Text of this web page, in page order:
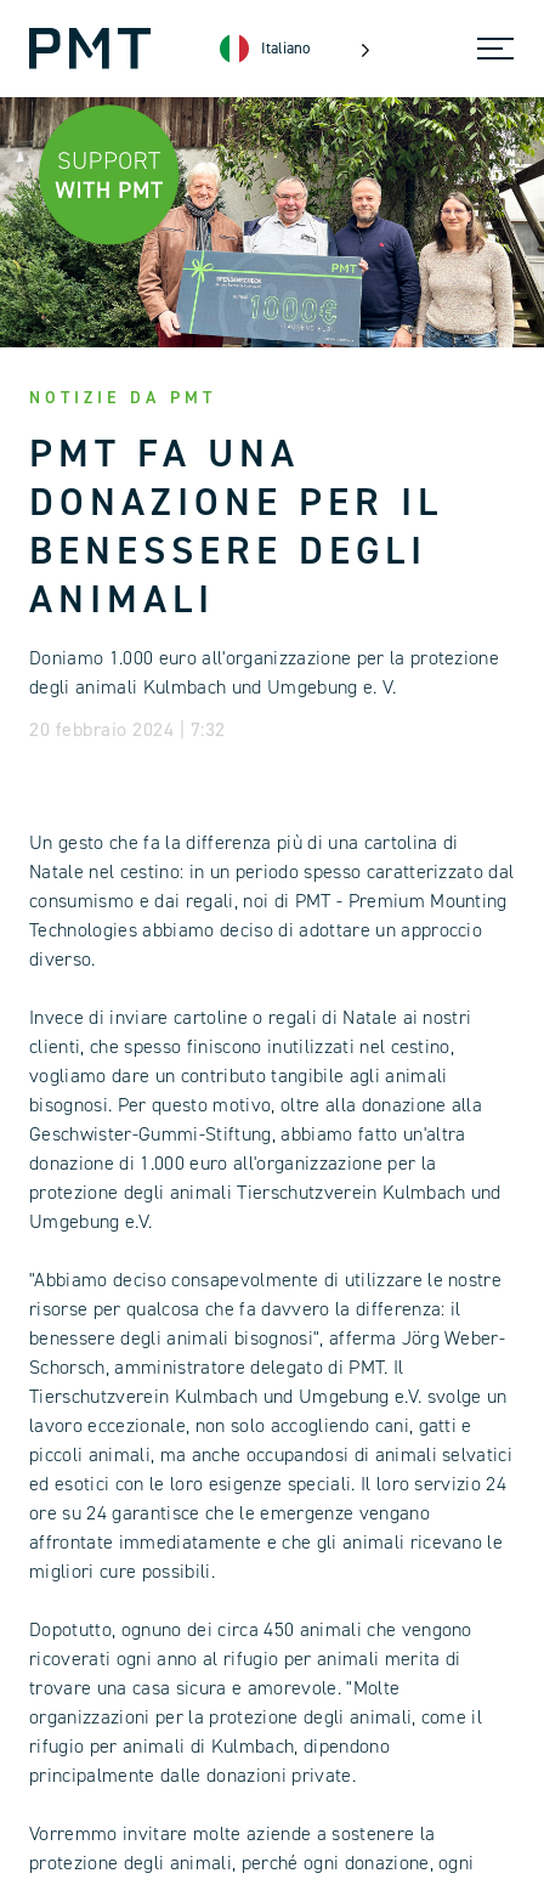
Italiano
NOTIZIE DA PMT
PMT FA UNA
DONAZIONE PER IL
BENESSERE DEGLI
ANIMALI
Doniamo 1.000 euro all'organizzazione per la protezione
degli animali Kulmbach und Umgebung e. V.
20 febbraio 2024 | 7:32
Un gesto che fa la differenza più di una cartolina di
Natale nel cestino: in un periodo spesso caratterizzato dal
consumismo e dai regali, noi di PMT - Premium Mounting
Technologies abbiamo deciso di adottare un approccio
diverso.
Invece di inviare cartoline o regali di Natale ai nostri
clienti, che spesso finiscono inutilizzati nel cestino,
vogliamo dare un contributo tangibile agli animali
bisognosi. Per questo motivo, oltre alla donazione alla
Geschwister-Gummi-Stiftung, abbiamo fatto un'altra
donazione di 1.000 euro all'organizzazione per la
protezione degli animali Tierschutzverein Kulmbach und
Umgebung e.V.
"Abbiamo deciso consapevolmente di utilizzare le nostre
risorse per qualcosa che fa davvero la differenza: il
benessere degli animali bisognosi", afferma Jörg Weber-
Schorsch, amministratore delegato di PMT. Il
Tierschutzverein Kulmbach und Umgebung e.V. svolge un
lavoro eccezionale, non solo accogliendo cani, gatti e
piccoli animali, ma anche occupandosi di animali selvatici
ed esotici con le loro esigenze speciali. Il loro servizio 24
ore su 24 garantisce che le emergenze vengano
affrontate immediatamente e che gli animali ricevano le
migliori cure possibili.
Dopotutto, ognuno dei circa 450 animali che vengono
ricoverati ogni anno al rifugio per animali merita di
trovare una casa sicura e amorevole. "Molte
organizzazioni per la protezione degli animali, come il
rifugio per animali di Kulmbach, dipendono
principalmente dalle donazioni private.
Vorremmo invitare molte aziende a sostenere la
protezione degli animali, perché ogni donazione, ogni